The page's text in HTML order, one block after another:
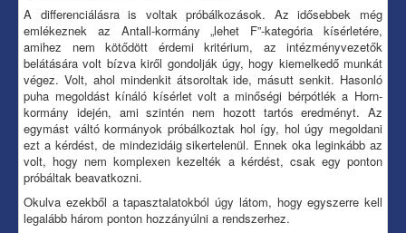
A differenciálásra is voltak próbálkozások. Az idősebbek még
emlékeznek az Antall-kormány „lehet F”-kategória kísérletére,
amihez nem kötődött érdemi kritérium, az intézményvezetők
belátására volt bízva kiről gondolják úgy, hogy kiemelkedő munkát
végez. Volt, ahol mindenkit átsoroltak ide, másutt senkit. Hasonló
puha megoldást kínáló kísérlet volt a minőségi bérpótlék a Horn-
kormány idején, ami szintén nem hozott tartós eredményt. Az
egymást váltó kormányok próbálkoztak hol így, hol úgy megoldani
ezt a kérdést, de mindezidáig sikertelenül. Ennek oka leginkább az
volt, hogy nem komplexen kezelték a kérdést, csak egy ponton
próbáltak beavatkozni.
Okulva ezekből a tapasztalatokból úgy látom, hogy egyszerre kell
legalább három ponton hozzányúlni a rendszerhez.